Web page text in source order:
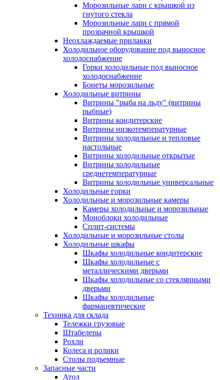
Морозильные лари с крышкой из
гнутого стекла
Морозильные лари с прямой
прозрачной крышкой
Неохлаждаемые прилавки
Холодильное оборудование под выносное
холодоснабжение
Горки холодильные под выносное
холодоснабжение
Бонеты морозильные
Холодильные витрины
Витрины "рыба на льду" (витрины
рыбные)
Витрины кондитерские
Витрины низкотемпературные
Витрины холодильные и тепловые
настольные
Витрины холодильные открытые
Витрины холодильные
среднетемпературные
Витрины холодильные универсальные
Холодильные горки
Холодильные и морозильные камеры
Камеры холодильные и морозильные
Моноблоки холодильные
Сплит-системы
Холодильные и морозильные столы
Холодильные шкафы
Шкафы холодильные кондитерские
Шкафы холодильные с
металлическими дверьми
Шкафы холодильные со стеклянными
дверьми
Шкафы холодильные
фармацевтические
Техника для склада
Тележки грузовые
Штабелеры
Рохли
Колеса и ролики
Столы подъемные
Запасные части
Атол